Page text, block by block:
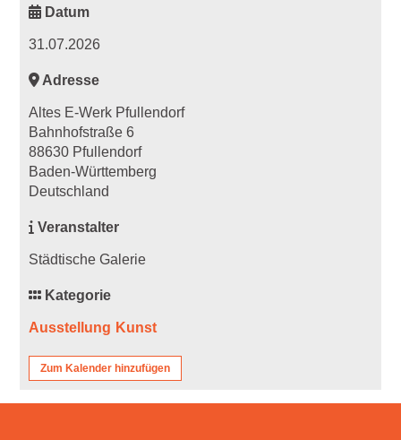
Datum
31.07.2026
Adresse
Altes E-Werk Pfullendorf
Bahnhofstraße 6
88630 Pfullendorf
Baden-Württemberg
Deutschland
Veranstalter
Städtische Galerie
Kategorie
Ausstellung Kunst
Zum Kalender hinzufügen